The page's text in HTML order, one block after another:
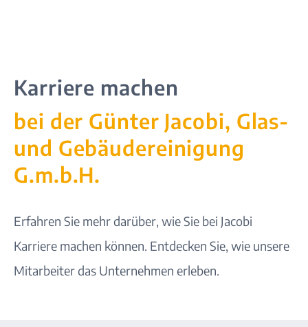
Karriere machen
bei der Günter Jacobi, Glas-
und Gebäudereinigung
G.m.b.H.
Erfahren Sie mehr darüber, wie Sie bei Jacobi
Karriere machen können. Entdecken Sie, wie unsere
Mitarbeiter das Unternehmen erleben.